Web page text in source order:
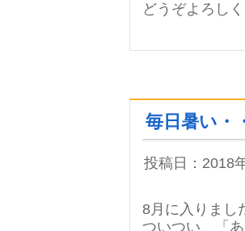
どうぞよろし
毎日暑い・
投稿日：2018
8月に入りまし
ついつい、「